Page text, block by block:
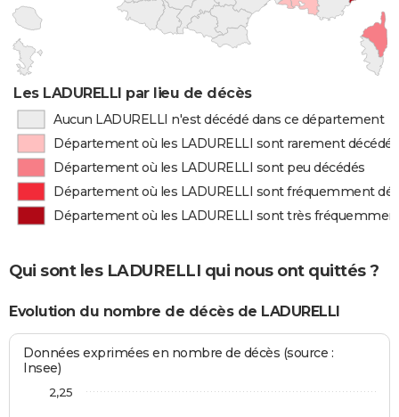
Les LADURELLI par lieu de décès
Aucun LADURELLI n'est décédé dans ce département
Département où les LADURELLI sont rarement décédés
Département où les LADURELLI sont peu décédés
Département où les LADURELLI sont fréquemment
Département où les LADURELLI sont très
Qui sont les LADURELLI qui nous ont quittés ?
Evolution du nombre de décès de LADURELLI
Données exprimées en nombre de décès (source :
Insee)
2,25